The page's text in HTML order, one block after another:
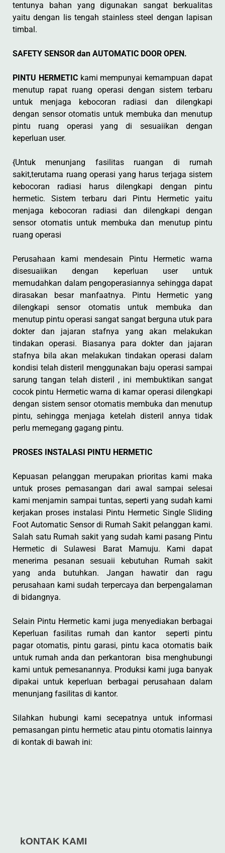
tentunya bahan yang digunakan sangat berkualitas
yaitu dengan lis tengah stainless steel dengan lapisan
timbal.
SAFETY SENSOR dan AUTOMATIC DOOR OPEN.
PINTU HERMETICkami mempunyai kemampuan dapat
menutup rapat ruang operasi dengan sistem terbaru
untuk menjaga kebocoran radiasi dan dilengkapi
dengan sensor otomatis untuk membuka dan menutup
pintu ruang operasi yang di sesuaiikan dengan
keperluan user.
{Untuk menunjang fasilitas ruangan di rumah
sakit,terutama ruang operasi yang harus terjaga sistem
kebocoran radiasi harus dilengkapi dengan pintu
hermetic. Sistem terbaru dari Pintu Hermetic yaitu
menjaga kebocoran radiasi dan dilengkapi dengan
sensor otomatis untuk membuka dan menutup pintu
ruang operasi
Perusahaan kami mendesain Pintu Hermetic warna
disesuaiikan dengan keperluan user untuk
memudahkan dalam pengoperasiannya sehingga dapat
dirasakan besar manfaatnya. Pintu Hermetic yang
dilengkapi sensor otomatis untuk membuka dan
menutup pintu operasi sangat sangat berguna utuk para
dokter dan jajaran stafnya yang akan melakukan
tindakan operasi. Biasanya para dokter dan jajaran
stafnya bila akan melakukan tindakan operasi dalam
kondisi telah disteril menggunakan baju operasi sampai
sarung tangan telah disteril , ini membuktikan sangat
cocok pintu Hermetic warna di kamar operasi dilengkapi
dengan sistem sensor otomatis membuka dan menutup
pintu, sehingga menjaga ketelah disteril annya tidak
perlu memegang gagang pintu.
PROSES INSTALASI PINTU HERMETIC
Kepuasan pelanggan merupakan prioritas kami maka
untuk proses pemasangan dari awal sampai selesai
kami menjamin sampai tuntas, seperti yang sudah kami
kerjakan proses instalasi Pintu Hermetic Single Sliding
Foot Automatic Sensor di Rumah Sakit pelanggan kami.
Salah satu Rumah sakit yang sudah kami pasang Pintu
Hermetic di Sulawesi Barat Mamuju. Kami dapat
menerima pesanan sesuaii kebutuhan Rumah sakit
yang anda butuhkan. Jangan hawatir dan ragu
perusahaan kami sudah terpercaya dan berpengalaman
di bidangnya.
Selain Pintu Hermetic kami juga menyediakan berbagai
Keperluan fasilitas rumah dan kantor seperti pintu
pagar otomatis, pintu garasi, pintu kaca otomatis baik
untuk rumah anda dan perkantoran bisa menghubungi
kami untuk pemesanannya. Produksi kami juga banyak
dipakai untuk keperluan berbagai perusahaan dalam
menunjang fasilitas di kantor.
Silahkan hubungi kami secepatnya untuk informasi
pemasangan pintu hermetic atau pintu otomatis lainnya
di kontak di bawah ini:
kONTAK KAMI